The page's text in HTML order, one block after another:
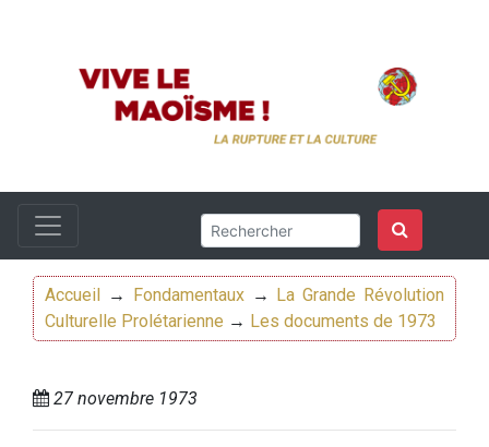
Accueil → Fondamentaux→
La Grande Révolution
Culturelle Prolétarienne → Les documents de 1973
27 novembre 1973